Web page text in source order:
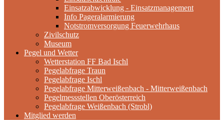
Einsatzabwicklung - Einsatzmanagement
Info Pageralarmierung
Notstromversorgung Feuerwehrhaus
Zivilschutz
Museum
Pegel und Wetter
Wetterstation FF Bad Ischl
Pegelabfrage Traun
Pegelabfrage Ischl
Pegelabfrage Mitterweißenbach - Mitterweißenbach
Pegelmessstellen Oberösterreich
Pegelabfrage Weißenbach (Strobl)
Mitglied werden